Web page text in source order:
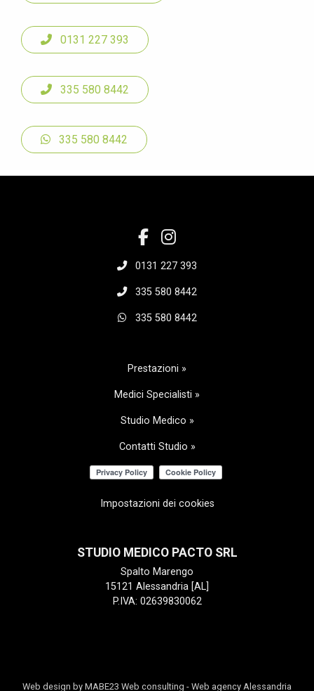
0131 227 393
335 580 8442
335 580 8442
0131 227 393
335 580 8442
335 580 8442
Prestazioni »
Medici Specialisti »
Studio Medico »
Contatti Studio »
Impostazioni dei cookies
STUDIO MEDICO PACTO SRL
Spalto Marengo
15121 Alessandria [AL]
P.IVA: 02639830062
Web design by MABE23 Web consulting - Web agency Alessandria